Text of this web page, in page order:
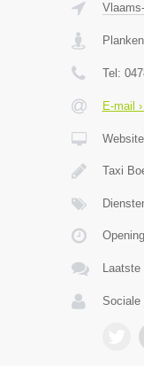
Tel:
E-mail
Taxi
Sociale